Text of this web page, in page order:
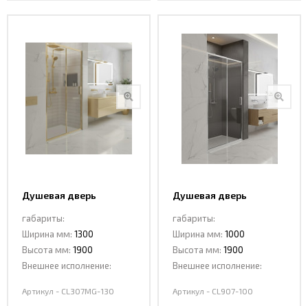
Душевая дверь
130 MATT GOLD
габариты:
Ширина мм: 1300
Высота мм: 1900
Внешнее исполнение:
Артикул - CL307МG-130
Душевая дверь
габариты:
Ширина мм: 1000
Высота мм: 1900
Внешнее исполнение:
Артикул - CL907-100